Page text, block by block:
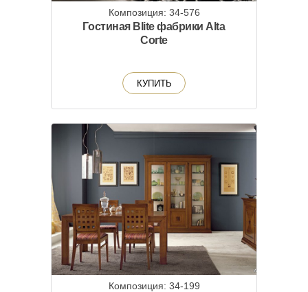
Композиция: 34-576
Гостиная Blite фабрики Alta
Corte
КУПИТЬ
Композиция: 34-199